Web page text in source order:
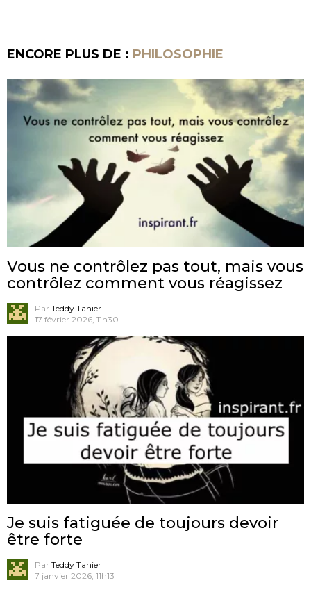
ENCORE PLUS DE : PHILOSOPHIE
Vous ne contrôlez pas tout, mais vous
contrôlez comment vous réagissez
Par Teddy Tanier
17 février 2026, 11h30
Je suis fatiguée de toujours devoir
être forte
Par Teddy Tanier
7 janvier 2026, 11h13